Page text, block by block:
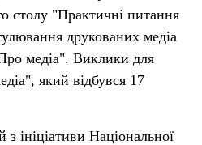
столу "Практичні питання
друкованих медіа
медіа". Виклики для
який відбувся 17
з ініціативи Національної